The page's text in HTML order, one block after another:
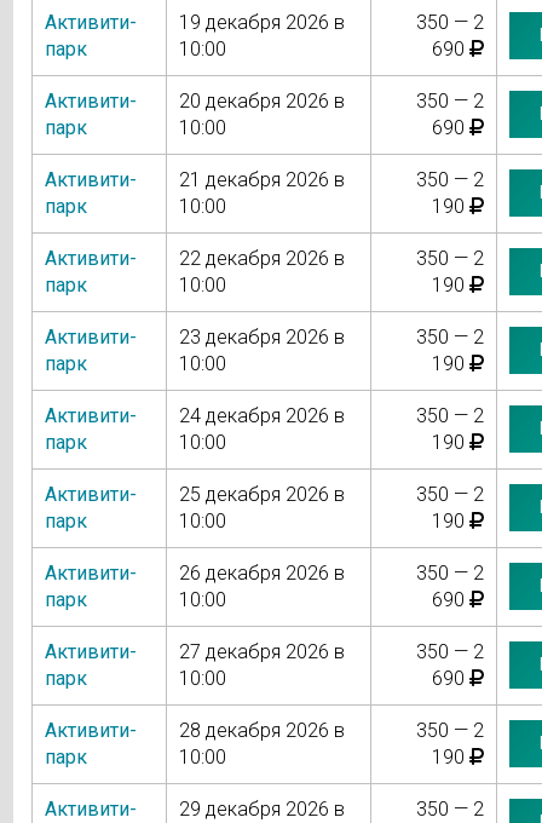
Активити-
парк
19 декабря 2026 в
10:00
350 — 2
690
Активити-
парк
20 декабря 2026 в
10:00
350 — 2
690
Активити-
парк
21 декабря 2026 в
10:00
350 — 2
190
Активити-
парк
22 декабря 2026 в
10:00
350 — 2
190
Активити-
парк
23 декабря 2026 в
10:00
350 — 2
190
Активити-
парк
24 декабря 2026 в
10:00
350 — 2
190
Активити-
парк
25 декабря 2026 в
10:00
350 — 2
190
Активити-
парк
26 декабря 2026 в
10:00
350 — 2
690
Активити-
парк
27 декабря 2026 в
10:00
350 — 2
690
Активити-
парк
28 декабря 2026 в
10:00
350 — 2
190
Активити- 29 декабря 2026 в 350 — 2